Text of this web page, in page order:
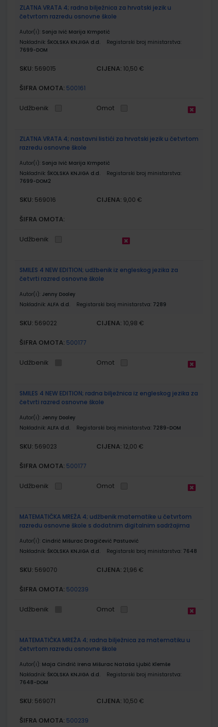
ZLATNA VRATA 4; radna bilježnica za hrvatski jezik u
četvrtom razredu osnovne škole
Autor(i): Sonja Ivić Marija Krmpotić
Nakladnik: ŠKOLSKA KNJIGA d.d.
Registarski broj ministarstva:
7699-DOM
SKU: 569015 CIJENA: 10,50 €
ŠIFRA OMOTA: 500161
Udžbenik Omot
ZLATNA VRATA 4; nastavni listići za hrvatski jezik u četvrtom
razredu osnovne škole
Autor(i): Sonja Ivić Marija Krmpotić
Nakladnik: ŠKOLSKA KNJIGA d.d.
Registarski broj ministarstva:
7699-DOM2
SKU: 569016 CIJENA: 9,00 €
ŠIFRA OMOTA:
Udžbenik
SMILES 4 NEW EDITION; udžbenik iz engleskog jezika za
četvrti razred osnovne škole
Autor(i): Jenny Dooley
Nakladnik: ALFA d.d. Registarski broj ministarstva: 7289
SKU: 569022 CIJENA: 10,98 €
ŠIFRA OMOTA: 500177
Udžbenik Omot
SMILES 4 NEW EDITION; radna bilježnica iz engleskog jezika za
četvrti razred osnovne škole
Autor(i): Jenny Dooley
Nakladnik: ALFA d.d. Registarski broj ministarstva: 7289-DOM
SKU: 569023 CIJENA: 12,00 €
ŠIFRA OMOTA: 500177
Udžbenik Omot
MATEMATIČKA MREŽA 4; udžbenik matematike u četvrtom
razredu osnovne škole s dodatnim digitalnim sadržajima
Autor(i): Cindrić Mišurac Dragičević Pastuović
Nakladnik: ŠKOLSKA KNJIGA d.d. Registarski broj ministarstva: 7648
SKU: 569070 CIJENA: 21,96 €
ŠIFRA OMOTA: 500239
Udžbenik Omot
MATEMATIČKA MREŽA 4; radna bilježnica za matematiku u
četvrtom razredu osnovne škole
Autor(i): Maja Cindrić Irena Mišurac Nataša Ljubić Klemše
Nakladnik: ŠKOLSKA KNJIGA d.d.
Registarski broj ministarstva:
7648-DOM
SKU: 569071 CIJENA: 10,50 €
ŠIFRA OMOTA: 500239